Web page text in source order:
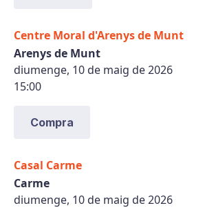
Centre Moral d'Arenys de Munt
Arenys de Munt
diumenge, 10 de maig de 2026
15:00
Compra
Casal Carme
Carme
diumenge, 10 de maig de 2026